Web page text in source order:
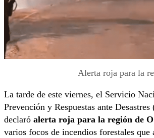
Alerta roja para la
La tarde de este viernes, el Servicio
Prevención y Respuestas ante Desastres
declaró alerta roja para la región de
varios focos de incendios forestales que